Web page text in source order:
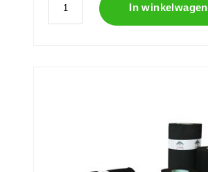
In winkelwagen